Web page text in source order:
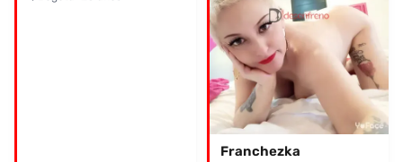
Franchezka